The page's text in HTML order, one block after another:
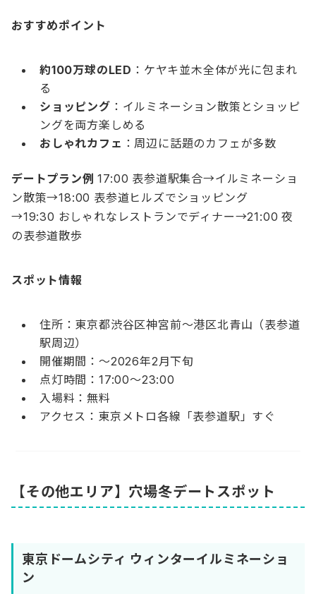
おすすめポイント
約100万球のLED ：ケヤキ並木全体が光に包まれ
る
ショッピング ：イルミネーション散策とショッピ
ングを両方楽しめる
おしゃれカフェ ：周辺に話題のカフェが多数
デートプラン例 17:00 表参道駅集合→イルミネーショ
ン散策→18:00 表参道ヒルズでショッピング
→19:30 おしゃれなレストランでディナー→21:00 夜
の表参道散歩
スポット情報
住所：東京都渋谷区神宮前〜港区北青山（表参道
駅周辺）
開催期間：〜2026年2月下旬
点灯時間：17:00〜23:00
入場料：無料
アクセス：東京メトロ各線「表参道駅」すぐ
【その他エリア】穴場冬デートスポット
東京ドームシティ ウィンターイルミネーショ
ン